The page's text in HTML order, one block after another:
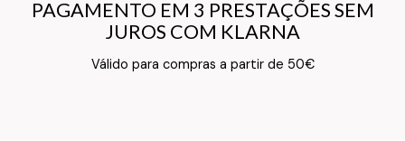
PAGAMENTO EM 3 PRESTAÇÕES SEM
JUROS COM KLARNA
Válido para compras a partir de 50€
PAGAMENTO EM 3 PRESTAÇÕES SEM
JUROS COM KLARNA
Texto do Verso do Cartão de Informação